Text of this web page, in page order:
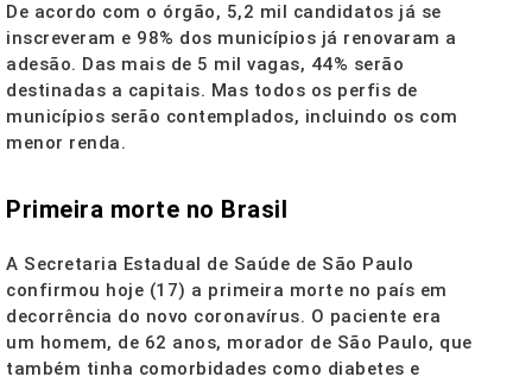
De acordo com o órgão, 5,2 mil candidatos já se
inscreveram e 98% dos municípios já renovaram a
adesão. Das mais de 5 mil vagas, 44% serão
destinadas a capitais. Mas todos os perfis de
municípios serão contemplados, incluindo os com
menor renda.
Primeira morte no Brasil
A Secretaria Estadual de Saúde de São Paulo
confirmou hoje (17) a primeira morte no país em
decorrência do novo coronavírus. O paciente era
um homem, de 62 anos, morador de São Paulo, que
também tinha comorbidades como diabetes e